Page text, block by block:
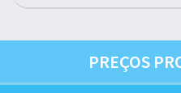
PREÇOS